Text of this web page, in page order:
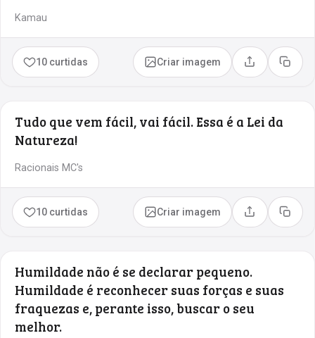
Kamau
10 curtidas Criar imagem Compartilhar
Copiar
Tudo que vem fácil, vai fácil. Essa é a Lei da
Natureza!
Racionais MC's
10 curtidas Criar imagem Compartilhar
Copiar
Humildade não é se declarar pequeno.
Humildade é reconhecer suas forças e suas
fraquezas e, perante isso, buscar o seu
melhor.